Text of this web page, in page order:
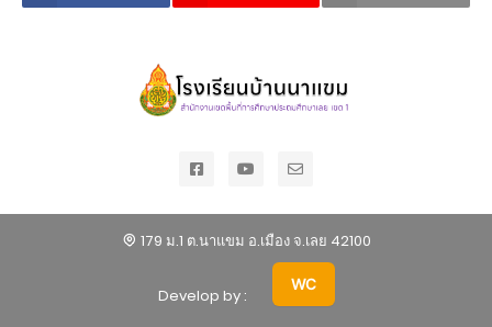
179 ม.1 ต.นาแขม อ.เมือง จ.เลย 42100
Develop by :
WC